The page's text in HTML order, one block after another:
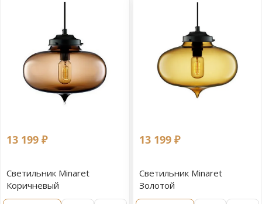
13 199 ₽
Светильник Minaret
Коричневый
13 199 ₽
Светильник Minaret
Золотой